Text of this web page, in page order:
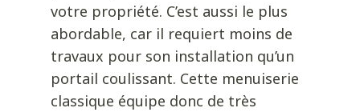
votre propriété. C’est aussi le plus
abordable, car il requiert moins de
travaux pour son installation qu’un
portail coulissant. Cette menuiserie
classique équipe donc de très